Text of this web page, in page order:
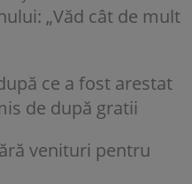
„Văd cât de mult
ce a fost arestat
de după gratii
venituri pentru